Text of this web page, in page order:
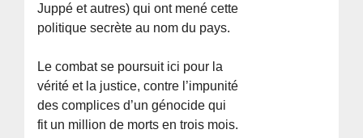
Juppé et autres) qui ont mené cette
politique secrète au nom du pays.
Le combat se poursuit ici pour la
vérité et la justice, contre l’impunité
des complices d’un génocide qui
fit un million de morts en trois mois.